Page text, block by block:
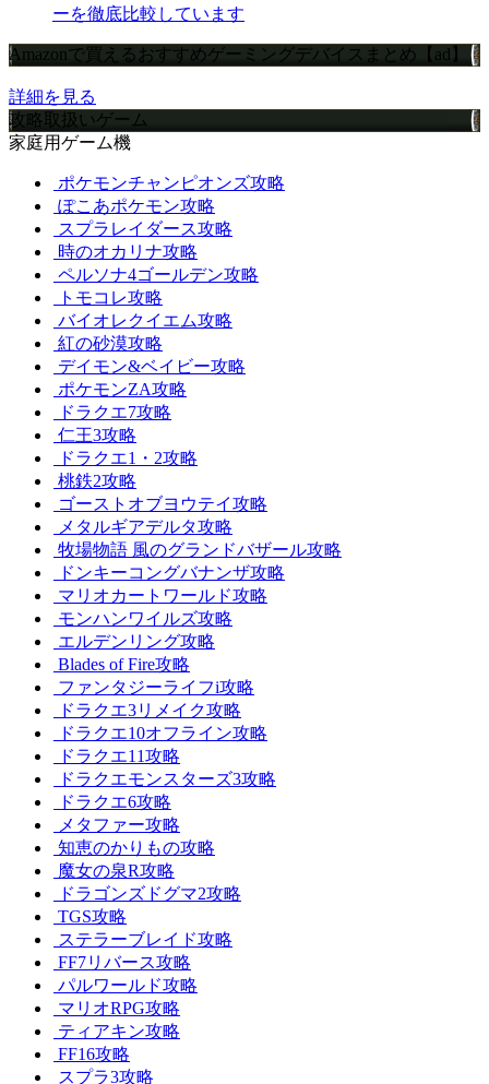
ーを徹底比較しています
Amazonで買えるおすすめゲーミングデバイスまとめ【ad】
詳細を見る
攻略取扱いゲーム
家庭用ゲーム機
ポケモンチャンピオンズ攻略
ぽこあポケモン攻略
スプラレイダース攻略
時のオカリナ攻略
ペルソナ4ゴールデン攻略
トモコレ攻略
バイオレクイエム攻略
紅の砂漠攻略
デイモン&ベイビー攻略
ポケモンZA攻略
ドラクエ7攻略
仁王3攻略
ドラクエ1・2攻略
桃鉄2攻略
ゴーストオブヨウテイ攻略
メタルギアデルタ攻略
牧場物語 風のグランドバザール攻略
ドンキーコングバナンザ攻略
マリオカートワールド攻略
モンハンワイルズ攻略
エルデンリング攻略
Blades of Fire攻略
ファンタジーライフi攻略
ドラクエ3リメイク攻略
ドラクエ10オフライン攻略
ドラクエ11攻略
ドラクエモンスターズ3攻略
ドラクエ6攻略
メタファー攻略
知恵のかりもの攻略
魔女の泉R攻略
ドラゴンズドグマ2攻略
TGS攻略
ステラーブレイド攻略
FF7リバース攻略
パルワールド攻略
マリオRPG攻略
ティアキン攻略
FF16攻略
スプラ3攻略